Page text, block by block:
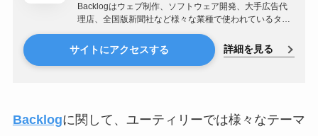
Backlogはウェブ制作、ソフトウェア開発、大手広告代
理店、全国版新聞社など様々な業種で使われているタス
ク・​プロジェクト管理ツールです。
サイトにアクセスする 詳細を見る
Backlogに関して、ユーティリーでは様々なテーマ